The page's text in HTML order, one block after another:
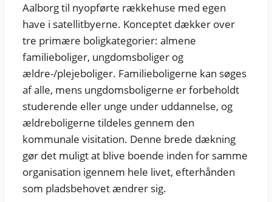
Aalborg til nyopførte rækkehuse med egen
have i satellitbyerne. Konceptet dækker over
tre primære boligkategorier: almene
familieboliger, ungdomsboliger og
ældre-/plejeboliger. Familieboligerne kan søges
af alle, mens ungdomsboligerne er forbeholdt
studerende eller unge under uddannelse, og
ældreboligerne tildeles gennem den
kommunale visitation. Denne brede dækning
gør det muligt at blive boende inden for samme
organisation igennem hele livet, efterhånden
som pladsbehovet ændrer sig.